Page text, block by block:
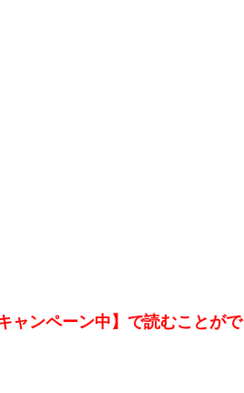
ャンペーン中】で読むことがで